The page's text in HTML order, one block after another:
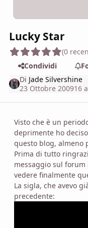
Lucky Star
(0
Condividi
Di Jade Silvershine
23 Ottobre 200916
Visto che è un
deprimente ho
questo blog, almeno
Prima di tutto
messaggio sul
vedere finalmente
La sigla, che avevo
precedente: